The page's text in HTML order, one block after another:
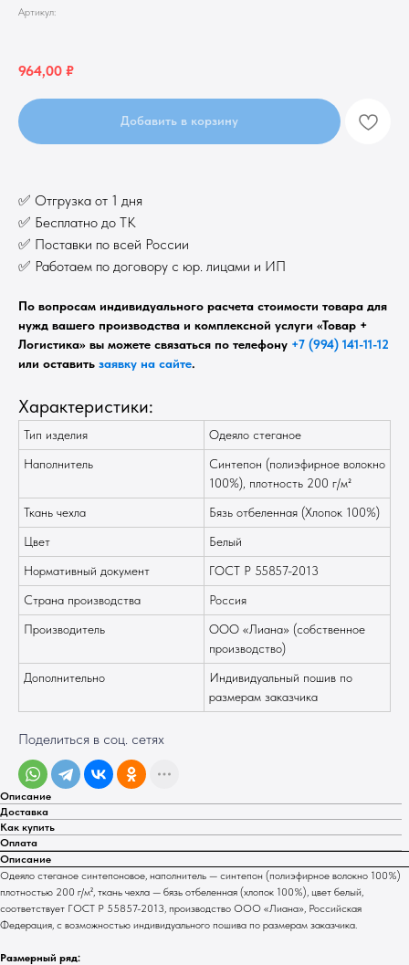
Артикул:
964,00 ₽
Добавить в корзину
✅ Отгрузка от 1 дня
✅ Бесплатно до ТК
✅ Поставки по всей России
✅ Работаем по договору с юр. лицами и ИП
По вопросам индивидуального расчета стоимости товара для
нужд вашего производства и комплексной услуги «Товар +
Логистика» вы можете связаться по телефону +7 (994) 141-11-12
или оставить заявку на сайте.
Характеристики:
Тип изделия
Одеяло стеганое
Наполнитель
Синтепон (полиэфирное волокно
100%), плотность 200 г/м²
Ткань чехла
Бязь отбеленная (Хлопок 100%)
Цвет
Белый
Нормативный документ
ГОСТ Р 55857-2013
Страна производства
Россия
Производитель
ООО «Лиана» (собственное
производство)
Дополнительно
Индивидуальный пошив по
размерам заказчика
Поделиться в соц. сетях
Описание
Доставка
Как купить
Оплата
Описание
Одеяло стеганое синтепоновое, наполнитель — синтепон (полиэфирное волокно 100%)
плотностью 200 г/м², ткань чехла — бязь отбеленная (хлопок 100%), цвет белый,
соответствует ГОСТ Р 55857-2013, производство ООО «Лиана», Российская
Федерация, с возможностью индивидуального пошива по размерам заказчика.
Размерный ряд: